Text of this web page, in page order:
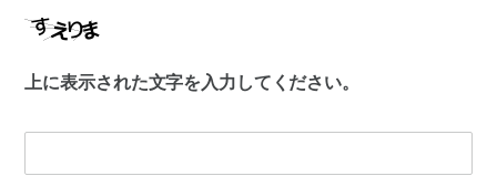
上に表示された文字を入力してください。